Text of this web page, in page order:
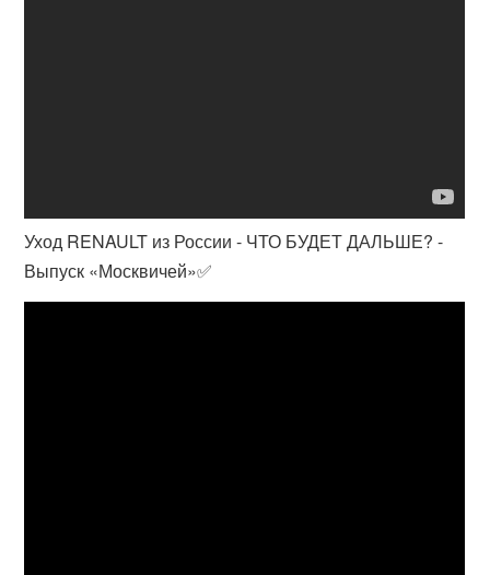
Уход RENAULT из России - ЧТО БУДЕТ ДАЛЬШЕ? -
Выпуск «Москвичей»✅